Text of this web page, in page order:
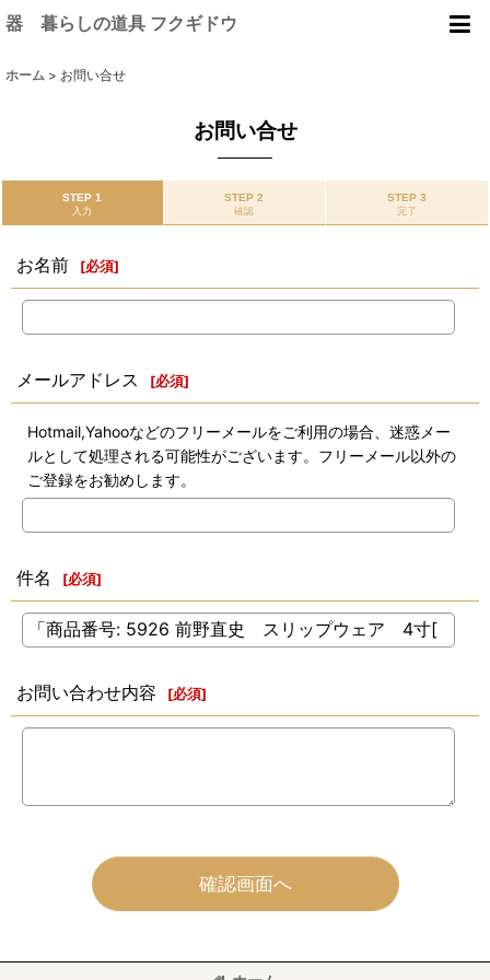
器 暮らしの道具 フクギドウ
ホーム > お問い合せ
お問い合せ
STEP 1
入力
STEP 2
確認
STEP 3
完了
お名前 [必須]
メールアドレス [必須]
Hotmail,Yahooなどのフリーメールをご利用の場合、迷惑メー
ルとして処理される可能性がございます。フリーメール以外の
ご登録をお勧めします。
件名 [必須]
お問い合わせ内容 [必須]
確認画面へ